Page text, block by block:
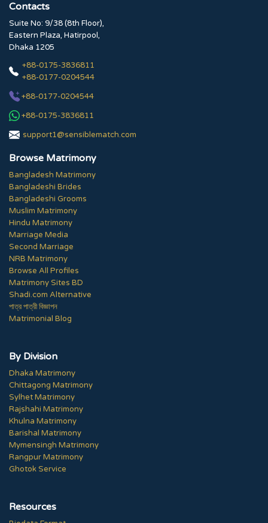
Contacts
Suite No: 9/38 (8th Floor),
Eastern Plaza, Hatirpool,
Dhaka 1205
+88-0175-3836811
+88-0177-0204544
+88-0177-0204544
+88-0175-3836811
support1@sensiblematch.com
Browse Matrimony
Bangladesh Matrimony
Bangladeshi Brides
Bangladeshi Grooms
Muslim Matrimony
Hindu Matrimony
Marriage Media
Second Marriage
NRB Matrimony
Browse All Profiles
Matrimony Sites BD
Shadi.com Alternative
পাত্র পাত্রী বিজ্ঞাপন
Matrimonial Blog
By Division
Dhaka Matrimony
Chittagong Matrimony
Sylhet Matrimony
Rajshahi Matrimony
Khulna Matrimony
Barishal Matrimony
Mymensingh Matrimony
Rangpur Matrimony
Ghotok Service
Resources